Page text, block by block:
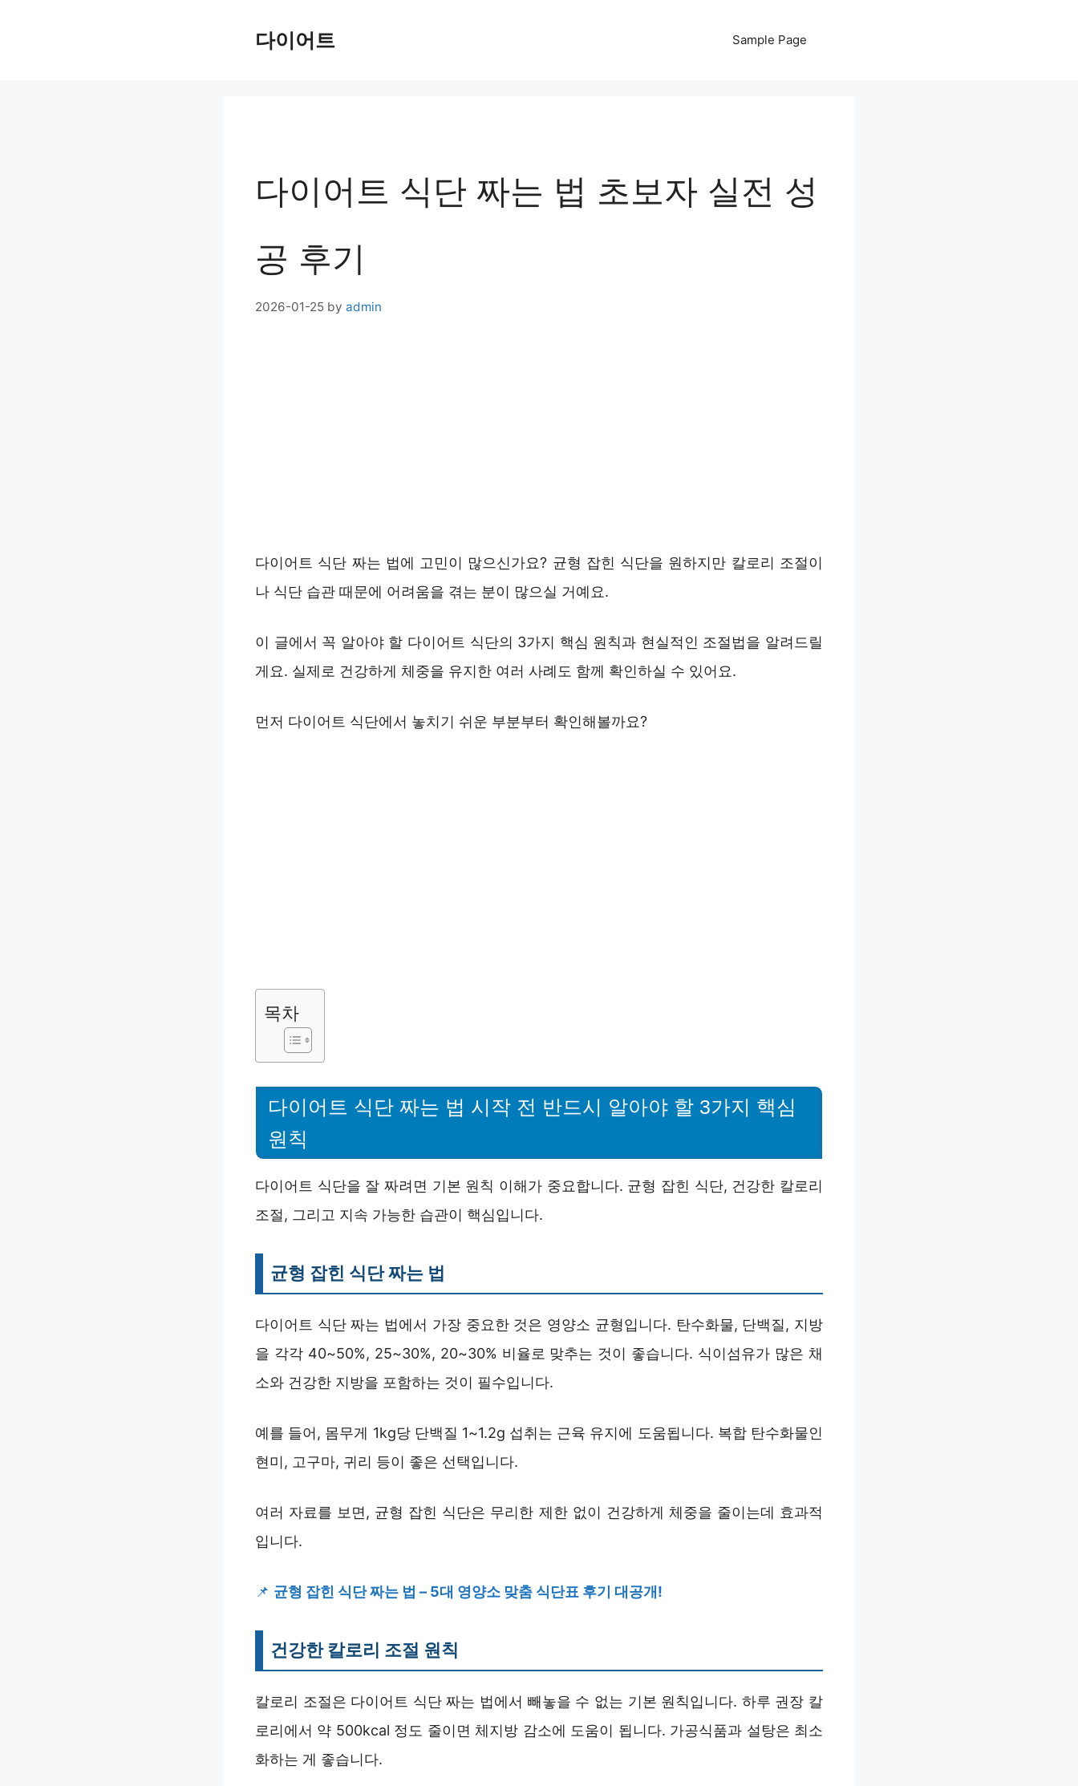
다이어트 Sample Page
다이어트 식단 짜는 법 초보자 실전 성
공 후기
2026-01-25 by admin
다이어트 식단 짜는 법에 고민이 많으신가요? 균형 잡힌 식단을 원하지만 칼로리 조절이
나 식단 습관 때문에 어려움을 겪는 분이 많으실 거예요.
이 글에서 꼭 알아야 할 다이어트 식단의 3가지 핵심 원칙과 현실적인 조절법을 알려드릴
게요. 실제로 건강하게 체중을 유지한 여러 사례도 함께 확인하실 수 있어요.
먼저 다이어트 식단에서 놓치기 쉬운 부분부터 확인해볼까요?
목차
다이어트 식단 짜는 법 시작 전 반드시 알아야 할 3가지 핵심
원칙
다이어트 식단을 잘 짜려면 기본 원칙 이해가 중요합니다. 균형 잡힌 식단, 건강한 칼로리
조절, 그리고 지속 가능한 습관이 핵심입니다.
균형 잡힌 식단 짜는 법
다이어트 식단 짜는 법에서 가장 중요한 것은 영양소 균형입니다. 탄수화물, 단백질, 지방
을 각각 40~50%, 25~30%, 20~30% 비율로 맞추는 것이 좋습니다. 식이섬유가 많은 채
소와 건강한 지방을 포함하는 것이 필수입니다.
예를 들어, 몸무게 1kg당 단백질 1~1.2g 섭취는 근육 유지에 도움됩니다. 복합 탄수화물인
현미, 고구마, 귀리 등이 좋은 선택입니다.
여러 자료를 보면, 균형 잡힌 식단은 무리한 제한 없이 건강하게 체중을 줄이는데 효과적
입니다.
📌 균형 잡힌 식단 짜는 법 – 5대 영양소 맞춤 식단표 후기 대공개!
건강한 칼로리 조절 원칙
칼로리 조절은 다이어트 식단 짜는 법에서 빼놓을 수 없는 기본 원칙입니다. 하루 권장 칼
로리에서 약 500kcal 정도 줄이면 체지방 감소에 도움이 됩니다. 가공식품과 설탕은 최소
화하는 게 좋습니다.